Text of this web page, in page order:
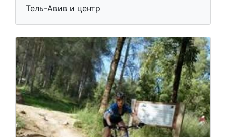
Тель-Авив и центр